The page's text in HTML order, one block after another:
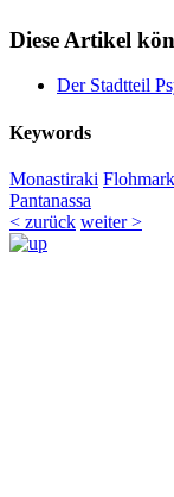
Diese Artikel
Der Stadtteil
Keywords
Monastiraki
Pantanassa
< zurück weiter >